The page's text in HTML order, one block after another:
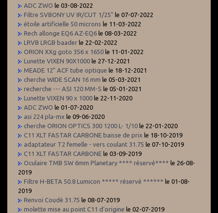
ADC ZWO le 03-08-2022
Filtre SVBONY UV IR/CUT 1/25" le 07-07-2022
étoile artificielle 50 microns le 11-03-2022
Rech allonge EQ6 AZ-EQ6 le 08-03-2022
LRVB LRGB baader le 22-02-2022
ORION XXg goto 356 x 1650 le 11-01-2022
Lunette VIXEN 90X1000 le 27-12-2021
MEADE 12" ACF tube optique le 18-12-2021
cherche WIDE SCAN 16 mm le 05-03-2021
recherche --- ASI 120 MM-S le 05-01-2021
Lunette VIXEN 90 x 1000 le 22-11-2020
ADC ZWO le 01-07-2020
asi 224 pla-mx le 09-06-2020
cherche ORION OPTICS 300 1200 L- 1/10 le 22-01-2020
C11 XLT FASTAR CARBONE baisse de prix le 18-10-2019
adaptateur T2 femelle - vers coulant 31.75 le 07-10-2019
C11 XLT FASTAR CARBONE le 03-09-2019
Oculaire TMB SW 6mm Planetary **** réservé**** le 26-08-
2019
Filtre H-BETA 50.8 Lumicon ***** réservé ****** le 01-08-
2019
Renvoi Coudé 31.75 le 08-07-2019
molette mise au point C11 d'origine le 02-07-2019